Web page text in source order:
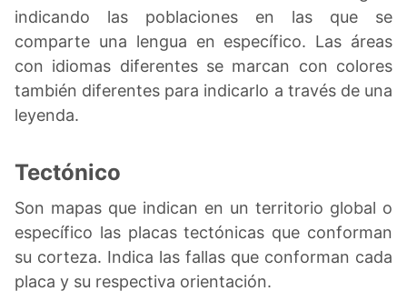
indicando las poblaciones en las que se
comparte una lengua en específico. Las áreas
con idiomas diferentes se marcan con colores
también diferentes para indicarlo a través de una
leyenda.
Tectónico
Son mapas que indican en un territorio global o
específico las placas tectónicas que conforman
su corteza. Indica las fallas que conforman cada
placa y su respectiva orientación.